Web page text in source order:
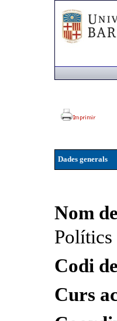
Dades generals
Nom
Polítics
Codi
Curs